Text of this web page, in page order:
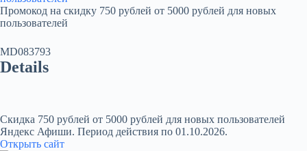
Промокод на скидку 750 рублей от 5000 рублей для новых
пользователей
MD083793
Details
Скидка 750 рублей от 5000 рублей для новых пользователей
Яндекс Афиши. Период действия по 01.10.2026.
Открыть сайт